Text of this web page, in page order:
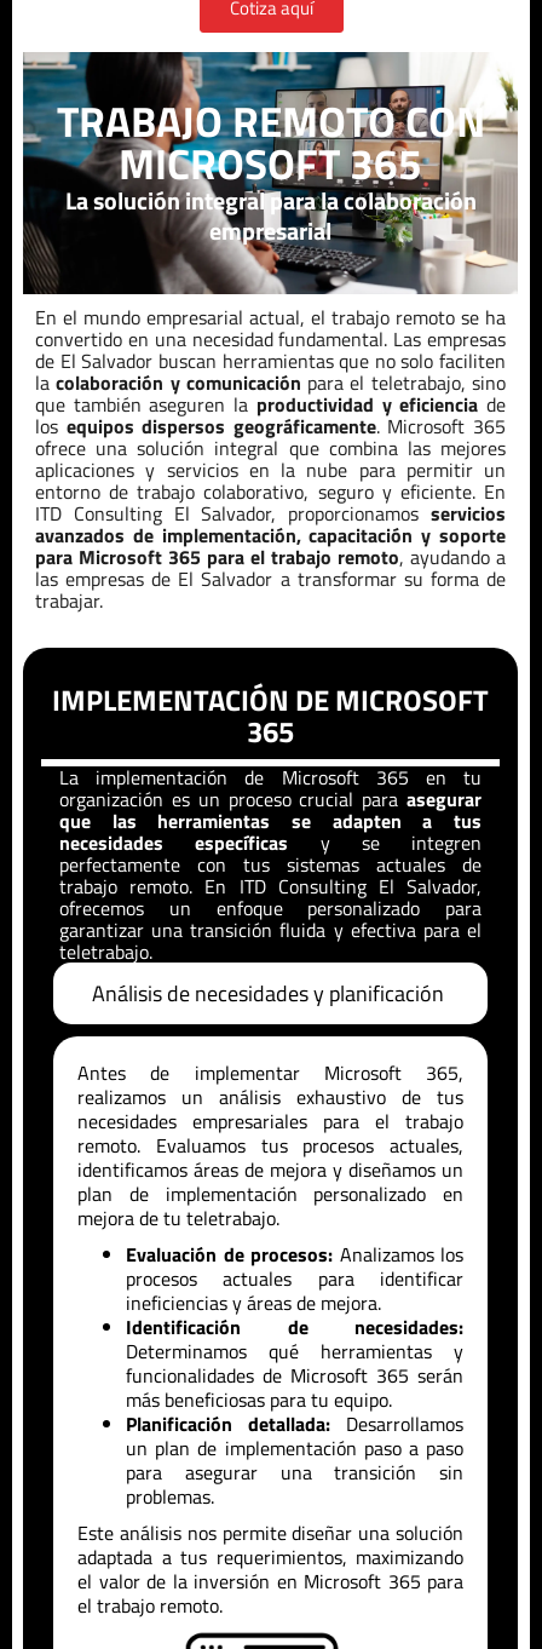
Cotiza aquí
TRABAJO REMOTO CON
MICROSOFT 365
La solución integral para la colaboración
empresarial
En el mundo empresarial actual, el trabajo remoto se ha
convertido en una necesidad fundamental. Las empresas
de El Salvador buscan herramientas que no solo faciliten
lacolaboración y comunicación para el teletrabajo, sino
que también aseguren la productividad y eficiencia de
los equipos dispersos geográficamente. Microsoft 365
ofrece una solución integral que combina las mejores
aplicaciones y servicios en la nube para permitir un
entorno de trabajo colaborativo, seguro y eficiente. En
ITD Consulting El Salvador, proporcionamos servicios
avanzados de implementación, capacitación y soporte
para Microsoft 365 para el trabajo remoto, ayudando a
las empresas de El Salvador a transformar su forma de
trabajar.
IMPLEMENTACIÓN DE MICROSOFT
365
La implementación de Microsoft 365 en tu
organización es un proceso crucial para asegurar
que las herramientas se adapten a tus
necesidades específicas y se integren
perfectamente con tus sistemas actuales de
trabajo remoto. En ITD Consulting El Salvador,
ofrecemos un enfoque personalizado para
garantizar una transición fluida y efectiva para el
teletrabajo.
Análisis de necesidades y planificación
Antes de implementar Microsoft 365,
realizamos un análisis exhaustivo de tus
necesidades empresariales para el trabajo
remoto. Evaluamos tus procesos actuales,
identificamos áreas de mejora y diseñamos un
plan de implementación personalizado en
mejora de tu teletrabajo.
Evaluación de procesos: Analizamos los
procesos actuales para identificar
ineficiencias y áreas de mejora.
Identificación de necesidades:
Determinamos qué herramientas y
funcionalidades de Microsoft 365 serán
más beneficiosas para tu equipo.
Planificación detallada: Desarrollamos
un plan de implementación paso a paso
para asegurar una transición sin
problemas.
Este análisis nos permite diseñar una solución
adaptada a tus requerimientos, maximizando
el valor de la inversión en Microsoft 365 para
el trabajo remoto.